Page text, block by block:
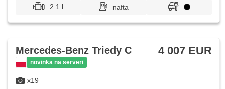
2.1 l
nafta
x19
Mercedes-Benz Triedy C
novinka na serveri
4 007 EUR